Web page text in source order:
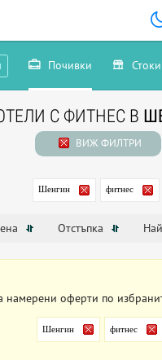
Почивки Стоки
С ФИТНЕС В
ВИЖ ФИЛТРИ
Шенгин фитнес
Отстъпка
намерени оферти по
Шенгин фитнес